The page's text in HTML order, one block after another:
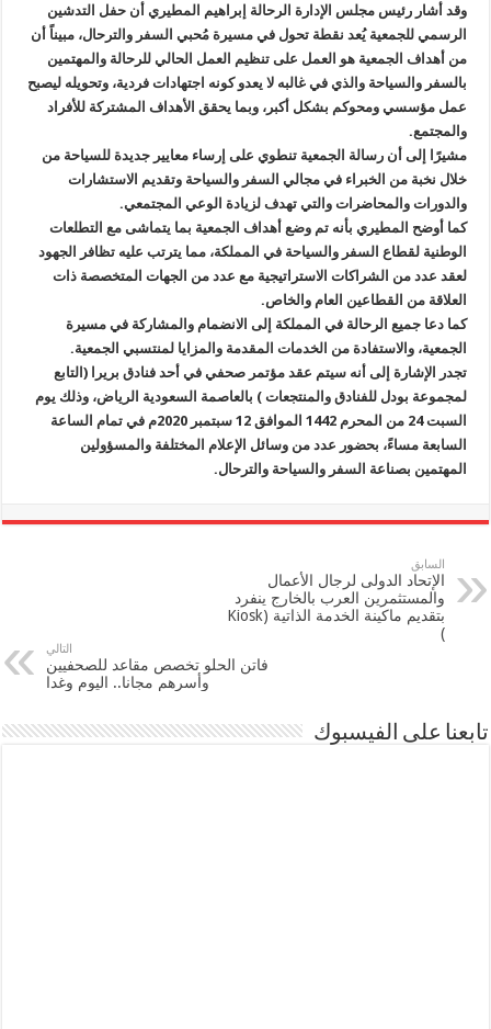
وقد أشار رئيس مجلس الإدارة الرحالة إبراهيم المطيري أن حفل التدشين
الرسمي للجمعية يُعد نقطة تحول في مسيرة مُحبي السفر والترحال، مبيناً أن
من أهداف الجمعية هو العمل على تنظيم العمل الحالي للرحالة والمهتمين
بالسفر والسياحة والذي في غالبه لا يعدو كونه اجتهادات فردية، وتحويله ليصبح
عمل مؤسسي ومحوكم بشكل أكبر، وبما يحقق الأهداف المشتركة للأفراد
والمجتمع.
مشيرًا إلى أن رسالة الجمعية تنطوي على إرساء معايير جديدة للسياحة من
خلال نخبة من الخبراء في مجالي السفر والسياحة وتقديم الاستشارات
والدورات والمحاضرات والتي تهدف لزيادة الوعي المجتمعي.
كما أوضح المطيري بأنه تم وضع أهداف الجمعية بما يتماشى مع التطلعات
الوطنية لقطاع السفر والسياحة في المملكة، مما يترتب عليه تظافر الجهود
لعقد عدد من الشراكات الاستراتيجية مع عدد من الجهات المتخصصة ذات
العلاقة من القطاعين العام والخاص.
كما دعا جميع الرحالة في المملكة إلى الانضمام والمشاركة في مسيرة
الجمعية، والاستفادة من الخدمات المقدمة والمزايا لمنتسبي الجمعية.
تجدر الإشارة إلى أنه سيتم عقد مؤتمر صحفي في أحد فنادق بريرا (التابع
لمجموعة بودل للفنادق والمنتجعات ) بالعاصمة السعودية الرياض، وذلك يوم
السبت 24 من المحرم 1442 الموافق 12 سبتمبر 2020م في تمام الساعة
السابعة مساءً، بحضور عدد من وسائل الإعلام المختلفة والمسؤولين
المهتمين بصناعة السفر والسياحة والترحال.
السابق
الإتحاد الدولى لرجال الأعمال
والمستثمرين العرب بالخارج ينفرد
بتقديم ماكينة الخدمة الذاتية (Kiosk
)
التالي
فاتن الحلو تخصص مقاعد للصحفيين
وأسرهم مجانا.. اليوم وغدا
تابعنا على الفيسبوك